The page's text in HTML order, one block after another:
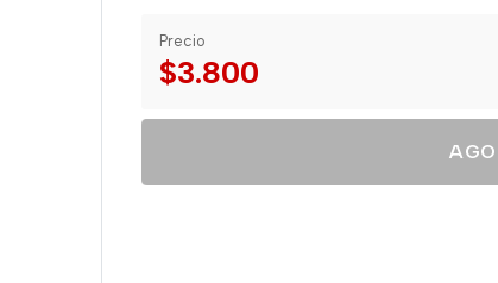
Precio
$3.800